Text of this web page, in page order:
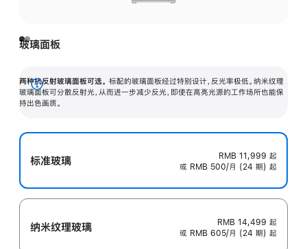
玻璃面板
两种抗反射玻璃面板可选。 标配的玻璃面板经过特别设计，反光率极低。纳米纹理
玻璃面板可分散反射光，从而进一步减少反光，即使在高亮光源的工作场所也能保
持出色画质。
展
开
标准玻璃 RMB 11,999 起
或 RMB 500/月 (24 期) 起
纳米纹理玻璃 RMB 14,499 起
或 RMB 605/月 (24 期) 起